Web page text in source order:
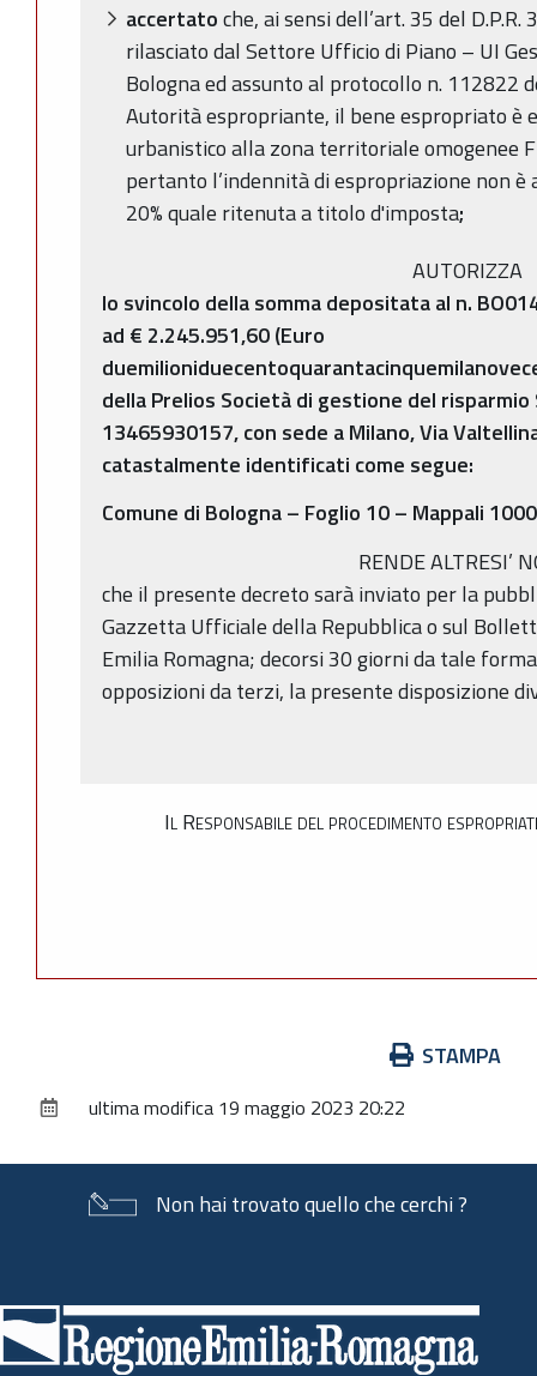
accertatoche, ai sensi dell’art. 35 del
rilasciato dal Settore Ufficio di Piano – UI
Bologna ed assunto al protocollo n. 112822
Autorità espropriante, il bene espropriato è
urbanistico alla zona territoriale omogenee
pertanto l’indennità di espropriazione non
20% quale ritenuta a titolo d'imposta;
AUTORIZZA
lo svincolo della somma depositata al n.
ad € 2.245.951,60 (Euro
della Prelios Società di gestione del risparmio
13465930157, con sede a Milano, Via
catastalmente identificati come segue:
Comune di Bologna – Foglio 10 – Mappali
RENDE ALTRESI’
che il presente decreto sarà inviato per la
Gazzetta Ufficiale della Repubblica o sul
Emilia Romagna; decorsi 30 giorni da tale
opposizioni da terzi, la presente disposizione
Il Responsabile del procedimento
documento
STAMPA
ultima modifica 19 maggio 2023 20:22
Non hai trovato quello che cerchi ?
di
pagina